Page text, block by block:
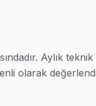
Aylık
olarak